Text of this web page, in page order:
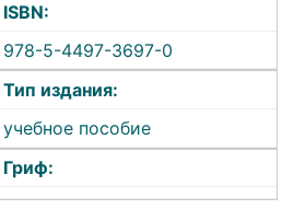
ISBN:
978-5-4497-3697-0
Тип издания:
учебное пособие
Гриф: